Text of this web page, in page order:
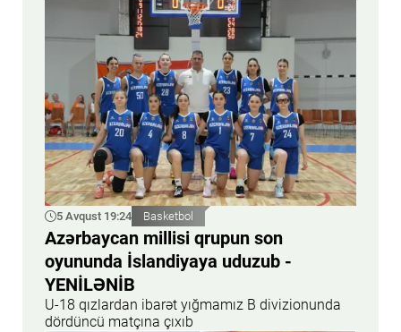
5 Avqust 19:24 Basketbol
Azərbaycan millisi qrupun son
oyununda İslandiyaya uduzub -
YENİLƏNİB
U-18 qızlardan ibarət yığmamız B divizionunda
dördüncü matçına çıxıb